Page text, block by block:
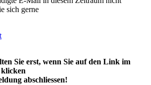
sich gerne
Sie erst, wenn Sie auf den Link im
abschliessen!